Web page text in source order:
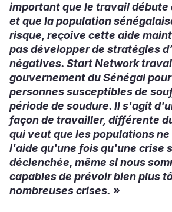
important que le travail débute
et que la population
risque, reçoive cette aide
pas développer de stratégies
négatives. Start Network
gouvernement du Sénégal
personnes susceptibles de
période de soudure. Il s'agit
façon de travailler, différente
qui veut que les populations
l'aide qu'une fois qu'une crise
déclenchée, même si nous
capables de prévoir bien plus
nombreuses crises. »